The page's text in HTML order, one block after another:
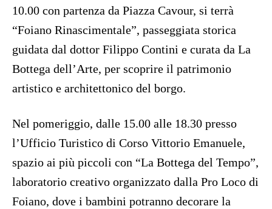
10.00 con partenza da Piazza Cavour, si terrà
“Foiano Rinascimentale”, passeggiata storica
guidata dal dottor Filippo Contini e curata da La
Bottega dell’Arte, per scoprire il patrimonio
artistico e architettonico del borgo.
Nel pomeriggio, dalle 15.00 alle 18.30 presso
l’Ufficio Turistico di Corso Vittorio Emanuele,
spazio ai più piccoli con “La Bottega del Tempo”,
laboratorio creativo organizzato dalla Pro Loco di
Foiano, dove i bambini potranno decorare la